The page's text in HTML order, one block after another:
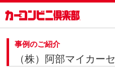
事例のご紹介
（株）阿部マイカー